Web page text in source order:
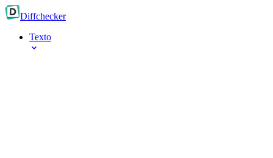
Diffchecker
Texto